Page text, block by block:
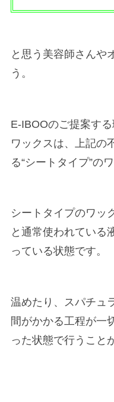
と思う美容師さんや
う。
E-IBOOのご提案す
ワックスは、上記の
る“シートタイプ”の
シートタイプのワッ
と通常使われている
っている状態です。
温めたり、スパチュ
間がかかる工程が一
った状態で行うこと